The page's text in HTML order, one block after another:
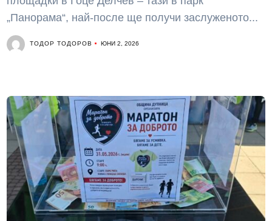
„Панорама“, най-после ще получи заслуженото...
ТОДОР ТОДОРОВ ЮНИ 2, 2026